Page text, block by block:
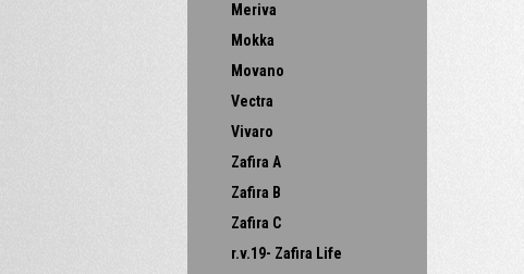
Meriva
Mokka
Movano
Vectra
Vivaro
Zafira A
Zafira B
Zafira C
r.v.19- Zafira Life